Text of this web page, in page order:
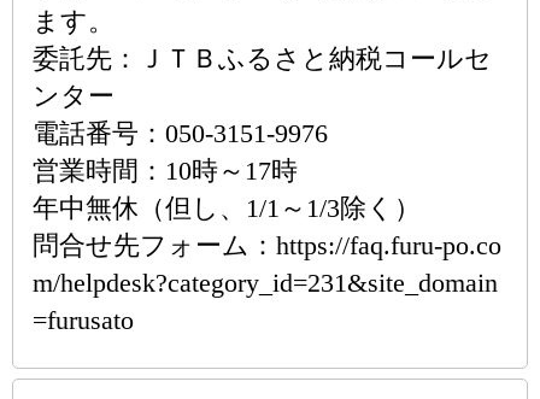
ます。
委託先：ＪＴＢふるさと納税コールセ
ンター
電話番号：050-3151-9976
営業時間：10時～17時
年中無休（但し、1/1～1/3除く）
問合せ先フォーム：https://faq.furu-po.co
m/helpdesk?category_id=231&site_domain
=furusato